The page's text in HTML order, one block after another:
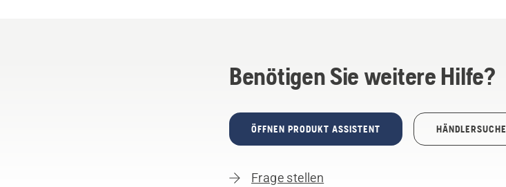
Benötigen Sie weitere Hilfe?
ÖFFNEN PRODUKT ASSISTENT HÄNDLERSUCHE
Frage stellen